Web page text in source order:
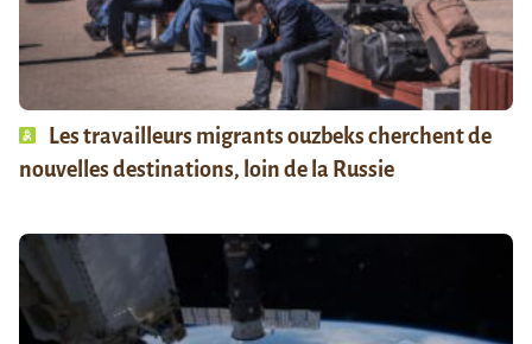
Les travailleurs migrants ouzbeks cherchent de
nouvelles destinations, loin de la Russie